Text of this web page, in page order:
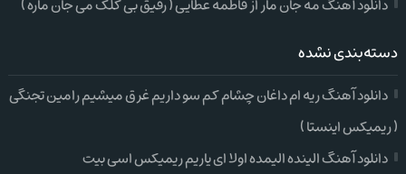
دانلود آهنگ مه جان مار از فاطمه عطایی ( رفیق بی کلک می جان ماره )
دسته‌بندی نشده
دانلود آهنگ ریه ام داغان چشام کم سو داریم غرق میشیم رامین تجنگی
( ریمیکس اینستا )
دانلود آهنگ الینده الیمده اولا ای یاریم ریمیکس اسی بیت